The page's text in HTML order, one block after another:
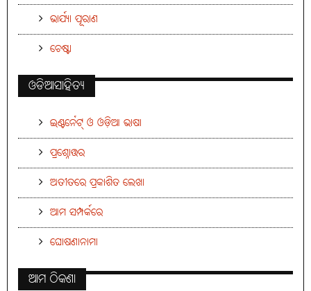
ଭାର୍ଯ୍ୟା ପୂରାଣ
ଚେଷ୍ଟା
ଓଡିଆସାହିତ୍ୟ
ଇଣ୍ଟର୍ନେଟ୍ ଓ ଓଡ଼ିଆ ଭାଷା
ପ୍ରଶ୍ନୋତ୍ତର
ଅତୀତରେ ପ୍ରକାଶିତ ଲେଖା
ଆମ ସମ୍ପର୍କରେ
ଘୋଷଣାନାମା
ଆମ ଠିକଣା